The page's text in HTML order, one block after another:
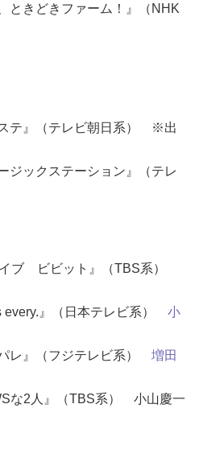
きどきファーム！』（NHK
テ』（テレビ朝日系） ※出
ックステーション』（テレ
ブ ビビット』（TBS系）
』（日本テレビ系） 小
レ』（フジテレビ系） 増田
な2人』（TBS系） 小山慶一